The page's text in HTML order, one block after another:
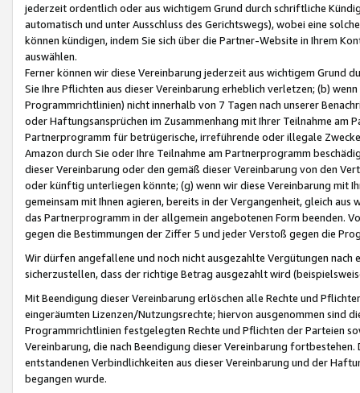
jederzeit ordentlich oder aus wichtigem Grund durch schriftliche
automatisch und unter Ausschluss des Gerichtswegs), wobei eine
können kündigen, indem Sie sich über die Partner-Website in Ihrem
auswählen.
Ferner können wir diese Vereinbarung jederzeit aus wichtigem Grund
Sie Ihre Pflichten aus dieser Vereinbarung erheblich verletzen; (b)
Programmrichtlinien) nicht innerhalb von 7 Tagen nach unserer
oder Haftungsansprüchen im Zusammenhang mit Ihrer Teilnahme am
Partnerprogramm für betrügerische, irreführende oder illegale
Amazon durch Sie oder Ihre Teilnahme am Partnerprogramm
dieser Vereinbarung oder den gemäß dieser Vereinbarung von den
oder künftig unterliegen könnte; (g) wenn wir diese Vereinbarung mit
gemeinsam mit Ihnen agieren, bereits in der Vergangenheit, gleich
das Partnerprogramm in der allgemein angebotenen Form beenden.
gegen die Bestimmungen der Ziffer 5 und jeder Verstoß gegen die
Wir dürfen angefallene und noch nicht ausgezahlte Vergütungen
sicherzustellen, dass der richtige Betrag ausgezahlt wird
Mit Beendigung dieser Vereinbarung erlöschen alle Rechte und
eingeräumten Lizenzen/Nutzungsrechte; hiervon ausgenommen sind
Programmrichtlinien festgelegten Rechte und Pflichten der Parteien
Vereinbarung, die nach Beendigung dieser Vereinbarung
entstandenen Verbindlichkeiten aus dieser Vereinbarung und der
begangen wurde.